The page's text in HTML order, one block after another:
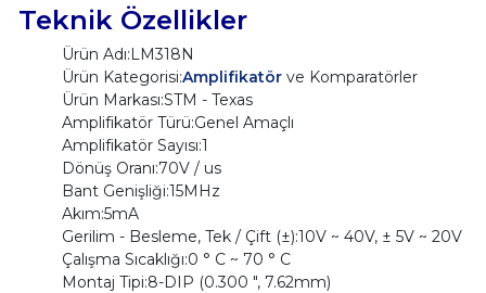
Teknik Özellikler
Ürün Adı:LM318N
Ürün Kategorisi:Amplifikatör ve Komparatörler
Ürün Markası:STM - Texas
Amplifikatör Türü:Genel Amaçlı
Amplifikatör Sayısı:1
Dönüş Oranı:70V / us
Bant Genişliği:15MHz
Akım:5mA
Gerilim - Besleme, Tek / Çift (±):10V ~ 40V, ± 5V ~ 20V
Çalışma Sıcaklığı:0 ° C ~ 70 ° C
Montaj Tipi:8-DIP (0.300 ", 7.62mm)